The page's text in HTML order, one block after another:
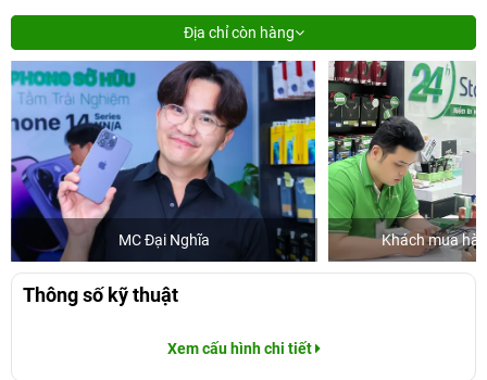
Địa chỉ còn hàng
MC Đại Nghĩa Khách mua
Thông số kỹ thuật
Xem cấu hình chi tiết